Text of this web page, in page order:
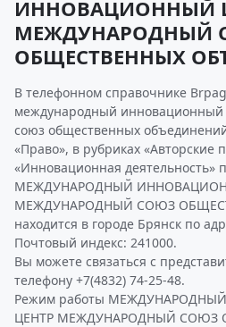
ИННОВАЦИОННЫЙ
МЕЖДУНАРОДНЫЙ
ОБЩЕСТВЕННЫХ
В телефонном справочнике
международный
союз общественных
«Право», в рубриках «Авторские
«Инновационная деятельность»
МЕЖДУНАРОДНЫЙ
МЕЖДУНАРОДНЫЙ СОЮЗ
находится в городе Брянск по
Почтовый индекс: 241000.
Вы можете связаться с
телефону +7(4832) 74-25-48.
Режим работы
ЦЕНТР МЕЖДУНАРОДНЫЙ СОЮЗ